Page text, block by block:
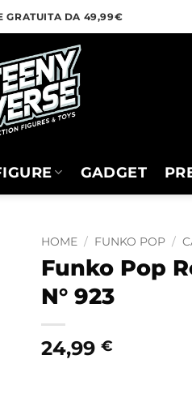
GRATUITA DA 49,99€
GADGET
HOME / FUNKO POP /
Funko Pop
N° 923
24,99 €